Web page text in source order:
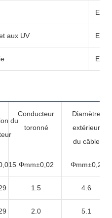
aux UV
du
Conducteur
toronné
Diamètre
extérieur
du câble
Φmm±0,02 Φmm±0,2
1.5 4.6
2.0 5.1